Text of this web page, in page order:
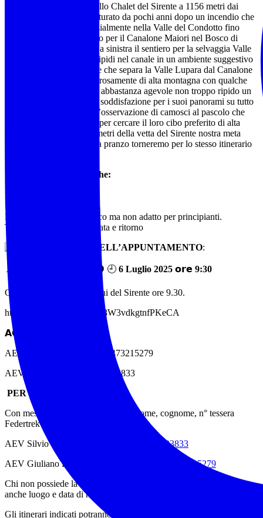
Partiremo direttamente dallo Chalet del Sirente a 1156 metri dai
Pratoni del Sirente, ristrutturato da pochi anni dopo un incendio che
lo distrusse, per salire inizialmente nella Valle del Condotto fino
all’incrocio con il percorso per il Canalone Maiori nel Bosco di
Canale dove prenderemo a sinistra il sentiero per la selvaggia Valle
Lupara che ci farà salire ripidi nel canale in un ambiente suggestivo
fino alla cresta soprastante che separa la Valle Lupara dal Canalone
Maiori. L’ambiente è rigorosamente di alta montagna con qualche
pietraia ma su un sentiero abbastanza agevole non troppo ripido un
po’ faticoso ma di grande soddisfazione per i suoi panorami su tutto
l’Abruzzo e non di rado l’osservazione di camosci al pascolo che
durante il giorno salgono per cercare il loro cibo preferito di alta
quota al fresco dei 2348 metri della vetta del Sirente nostra meta
principale. Qui dopo sosta pranzo torneremo per lo stesso itinerario
Caratteristiche tecniche:
Lunghezza: 12 km
Dislivello: 1200 metri
Durata: 6 ore
Difficoltà: E escursionistico ma non adatto per principianti.
Tipologia escursione: andata e ritorno
ORA E LUOGO DELL’APPUNTAMENTO:
📌 𝗣𝗨𝗡𝗧𝗢 𝗥𝗜𝗧𝗥𝗢𝗩𝗢 🕘 6 Luglio 2025 𝗼𝗿𝗲 9:30
Chalet del Sirente ai Pratoni del Sirente ore 9.30.
https://maps.app.goo.gl/hP8W3vdkgtnfPKeCA
𝗔𝗖𝗖𝗢𝗠𝗣𝗔𝗚𝗡𝗔𝗧𝗢𝗥𝗜:
AEV Giuliano Della Posta 3473215279
AEV Silvio Giorgetta 3927233833
PER PRENOTARE:
Con messaggio Whatsapp indicare nome, cognome, n° tessera
Federtrek dei partecipanti al numero:
AEV Silvio Giorgetta
http://wa.me/+3927233833
AEV Giuliano Della Posta
http://wa.me/+393473215279
Chi non possiede la tessera dovrà indicare nel messaggio Whatsapp
anche luogo e data di nascita.
Gli itinerari indicati potranno subire variazioni in base alle